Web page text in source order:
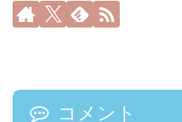
コメント